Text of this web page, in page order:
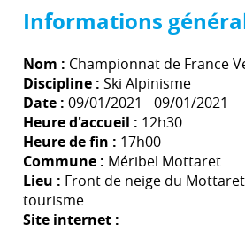
Informations
Nom : Championnat de France
Discipline : Ski Alpinisme
Date : 09/01/2021 - 09/01/2021
Heure d'accueil : 12h30
Heure de fin : 17h00
Commune : Méribel Mottaret
Lieu : Front de neige du
tourisme
Site internet :